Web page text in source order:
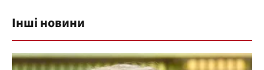
Інші новини